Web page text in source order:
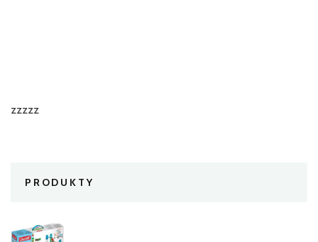
zzzzz
PRODUKTY